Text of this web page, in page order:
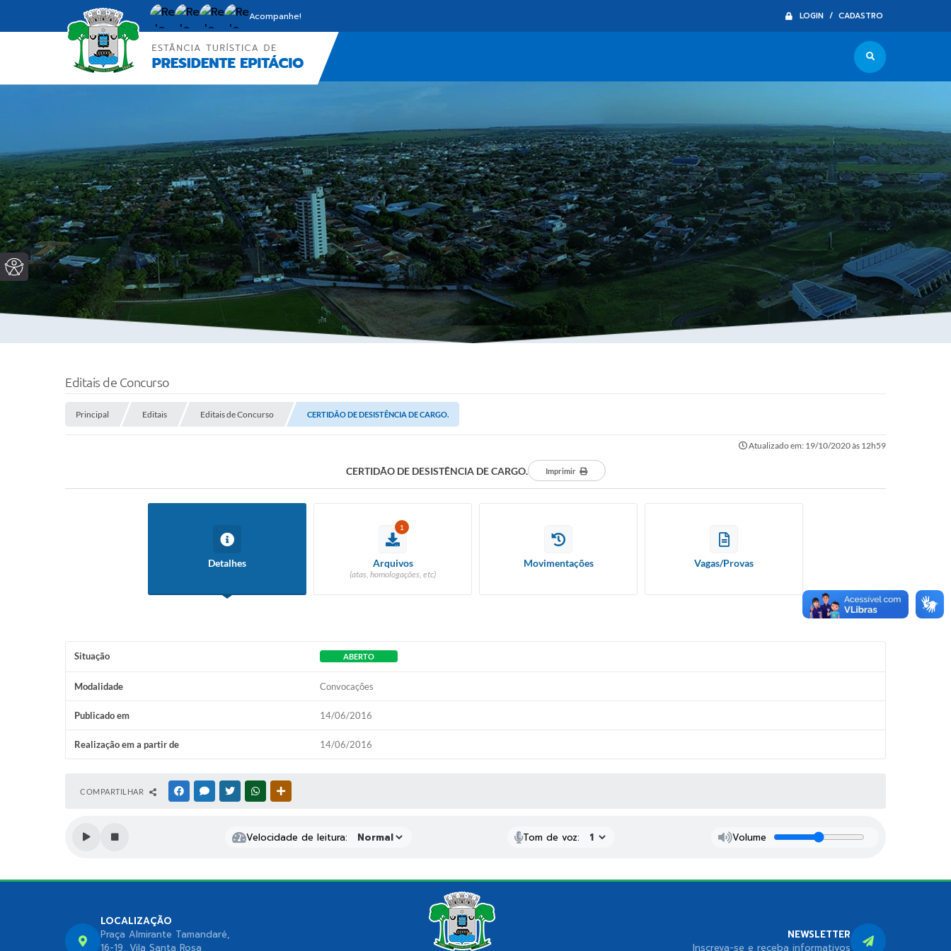
LOGIN / CADASTRO
Acompanhe!
Editais de Concurso
Principal Editais Editais de Concurso CERTIDÃO DE DESISTÊNCIA DE CARGO.
Atualizado em: 19/10/2020 às 12h59
CERTIDÃO DE DESISTÊNCIA DE CARGO. Imprimir
Detalhes
1
Arquivos
(atas, homologações, etc)
Movimentações Vagas/Provas
Situação ABERTO
Modalidade Convocações
Publicado em 14/06/2016
Realização em a partir de 14/06/2016
COMPARTILHAR FACEBOOKMESSENGER
TWITTERWHATSAPP
Velocidade de leitura: Tom de voz: Volume
LOCALIZAÇÃO
Praça Almirante Tamandaré,
16-19, Vila Santa Rosa
NEWSLETTER
Inscreva-se e receba informativos